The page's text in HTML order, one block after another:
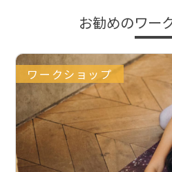
お勧めのワー
ワークショップ